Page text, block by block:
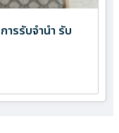
ารรับจำนำ รับ